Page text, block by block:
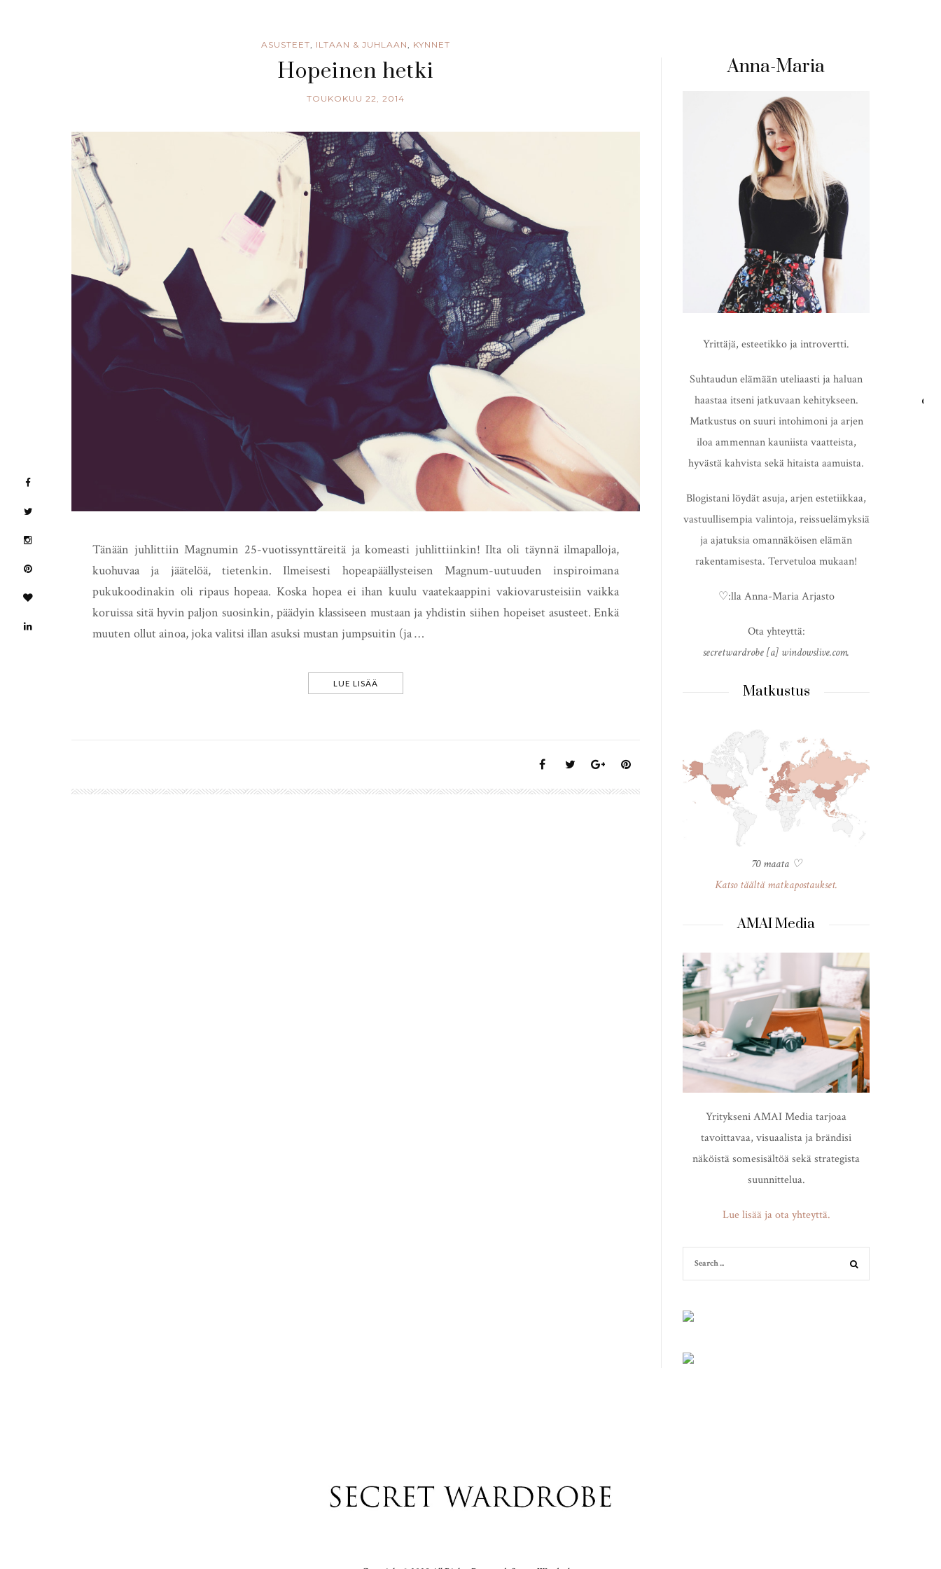
ASUSTEET, ILTAAN & JUHLAAN, KYNNET
Hopeinen hetki
TOUKOKUU 22, 2014
Tänään juhlittiin Magnumin 25-vuotissynttäreitä ja komeasti juhlittiinkin! Ilta oli täynnä ilmapalloja,
kuohuvaa ja jäätelöä, tietenkin. Ilmeisesti hopeapäällysteisen Magnum-uutuuden inspiroimana
pukukoodinakin oli ripaus hopeaa. Koska hopea ei ihan kuulu vaatekaappini vakiovarusteisiin vaikka
koruissa sitä hyvin paljon suosinkin, päädyin klassiseen mustaan ja yhdistin siihen hopeiset asusteet. Enkä
muuten ollut ainoa, joka valitsi illan asuksi mustan jumpsuitin (ja …
LUE LISÄÄ
Anna-Maria
Yrittäjä, esteetikko ja introvertti.
Suhtaudun elämään uteliaasti ja haluan
haastaa itseni jatkuvaan kehitykseen.
Matkustus on suuri intohimoni ja arjen
iloa ammennan kauniista vaatteista,
hyvästä kahvista sekä hitaista aamuista.
Blogistani löydät asuja, arjen estetiikkaa,
vastuullisempia valintoja, reissuelämyksiä
ja ajatuksia omannäköisen elämän
rakentamisesta. Tervetuloa mukaan!
♡:lla Anna-Maria Arjasto
Ota yhteyttä:
secretwardrobe [a] windowslive.com.
Matkustus
70 maata ♡
Katso täältä matkapostaukset.
AMAI Media
Yritykseni AMAI Media tarjoaa
tavoittavaa, visuaalista ja brändisi
näköistä somesisältöä sekä strategista
suunnittelua.
Lue lisää ja ota yhteyttä.